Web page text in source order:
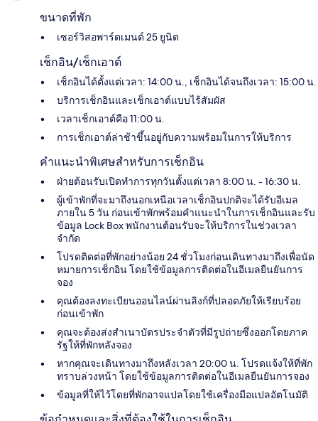
ขนาดที่พัก
เซอร์วิสอพาร์ตเมนต์ 25 ยูนิต
เช็กอิน/เช็กเอาต์
เช็กอินได้ตั้งแต่เวลา: 14:00 น., เช็กอินได้จนถึงเวลา: 15:00 น.
บริการเช็กอินและเช็กเอาต์แบบไร้สัมผัส
เวลาเช็กเอาต์คือ 11:00 น.
การเช็กเอาต์ล่าช้าขึ้นอยู่กับความพร้อมในการให้บริการ
คำแนะนำพิเศษสำหรับการเช็กอิน
ฝ่ายต้อนรับเปิดทำการทุกวันตั้งแต่เวลา 8:00 น. - 16:30 น.
ผู้เข้าพักที่จะมาถึงนอกเหนือเวลาเช็กอินปกติจะได้รับอีเมล
ภายใน 5 วัน ก่อนเข้าพักพร้อมคำแนะนำในการเช็กอินและรับ
ข้อมูล Lock Box พนักงานต้อนรับจะให้บริการในช่วงเวลา
จำกัด
โปรดติดต่อที่พักอย่างน้อย 24 ชั่วโมงก่อนเดินทางมาถึงเพื่อนัด
หมายการเช็กอิน โดยใช้ข้อมูลการติดต่อในอีเมลยืนยันการ
จอง
คุณต้องลงทะเบียนออนไลน์ผ่านลิงก์ที่ปลอดภัยให้เรียบร้อย
ก่อนเข้าพัก
คุณจะต้องส่งสำเนาบัตรประจำตัวที่​มีรูปถ่ายซึ่งออกโดยภาค
รัฐให้ที่พักหลังจอง
หากคุณจะเดินทางมาถึงหลังเวลา 20:00 น. โปรดแจ้งให้ที่พัก
ทราบล่วงหน้า โดยใช้ข้อมูลการติดต่อในอีเมลยืนยันการจอง
ข้อมูลที่ให้ไว้โดยที่พักอาจแปลโดยใช้เครื่องมือแปลอัตโนมัติ